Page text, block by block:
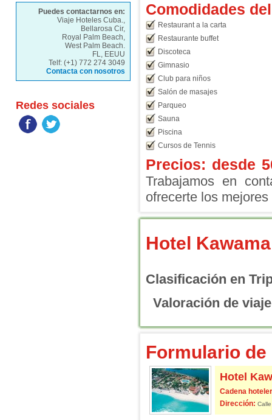
Comodidades
Restaurant a la carta
Restaurante buffet
Discoteca
Gimnasio
Club para niños
Salón de masajes
Parqueo
Sauna
Piscina
Cursos de Tennis
Precios: desde
Trabajamos en
ofrecerte los
Hotel
Clasificación en
Valoración de
Formulario
Hotel
Cadena
Dirección:
Puedes contactarnos en:
Viaje Hoteles Cuba.,
Bellarosa Cir,
Royal Palm Beach,
West Palm Beach.
FL, EEUU
Telf: (+1) 772 274 3049
Contacta con nosotros
Redes sociales